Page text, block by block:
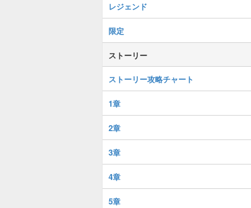
レジェンド
限定
ストーリー
ストーリー攻略チャート
1章
2章
3章
4章
5章